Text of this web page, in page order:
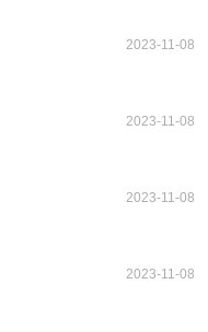
2023-11-08
2023-11-08
2023-11-08
2023-11-08